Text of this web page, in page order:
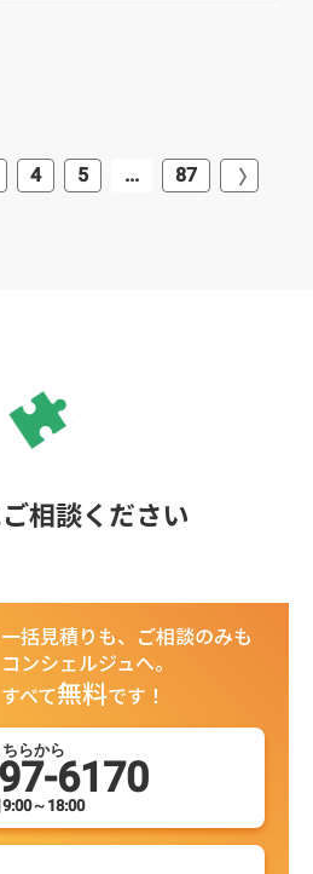
4 5 ... 87
相談ください
一括見積りも、ご相談のみも
コンシェルジュへ。
すべて無料です！
らから
6170
～18:00